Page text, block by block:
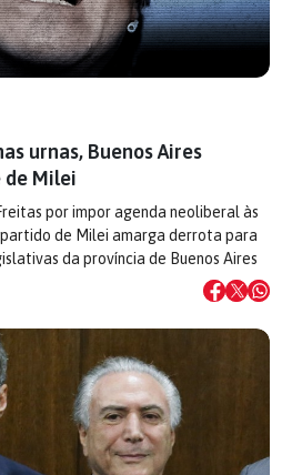
urnas, Buenos Aires
de Milei
por impor agenda neoliberal às
de Milei amarga derrota para
da província de Buenos Aires